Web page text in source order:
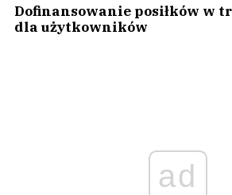
Dofinansowanie posiłków w
dla użytkowników
ad